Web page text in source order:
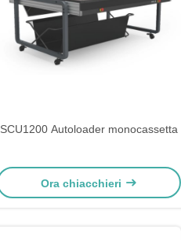
SCU1200 Autoloader monocassetta
Ora chiacchieri